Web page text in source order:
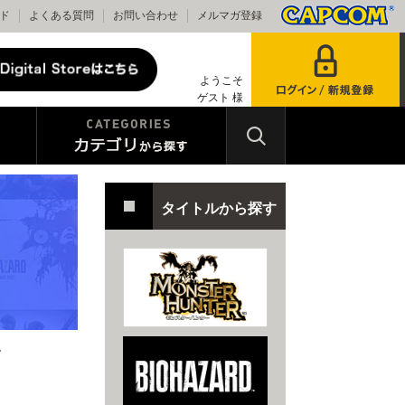
よくある質問 お問い合わせ メルマガ登録
ようこそ
ゲスト 様
タイトルから探す